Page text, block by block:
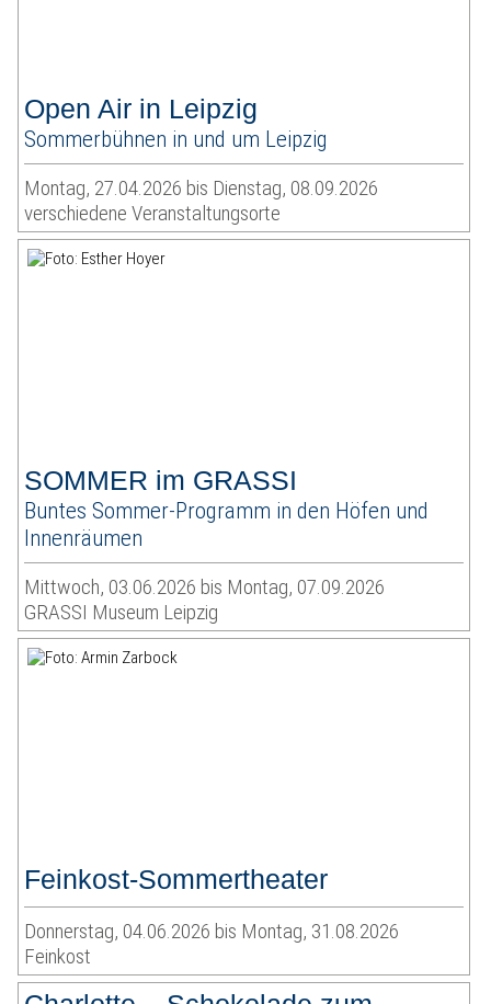
Open Air in Leipzig
Sommerbühnen in und um Leipzig
Montag, 27.04.2026 bis Dienstag, 08.09.2026
verschiedene Veranstaltungsorte
SOMMER im GRASSI
Buntes Sommer-Programm in den Höfen und
Innenräumen
Mittwoch, 03.06.2026 bis Montag, 07.09.2026
GRASSI Museum Leipzig
Feinkost-Sommertheater
Donnerstag, 04.06.2026 bis Montag, 31.08.2026
Feinkost